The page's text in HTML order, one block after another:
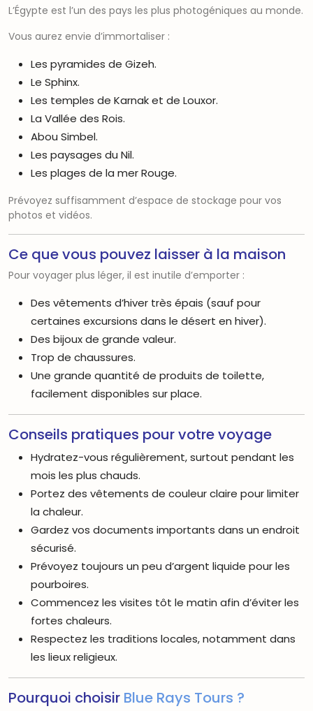
L’Égypte est l’un des pays les plus photogéniques au monde.
Vous aurez envie d’immortaliser :
Les pyramides de Gizeh.
Le Sphinx.
Les temples de Karnak et de Louxor.
La Vallée des Rois.
Abou Simbel.
Les paysages du Nil.
Les plages de la mer Rouge.
Prévoyez suffisamment d’espace de stockage pour vos
photos et vidéos.
Ce que vous pouvez laisser à la maison
Pour voyager plus léger, il est inutile d’emporter :
Des vêtements d’hiver très épais (sauf pour
certaines excursions dans le désert en hiver).
Des bijoux de grande valeur.
Trop de chaussures.
Une grande quantité de produits de toilette,
facilement disponibles sur place.
Conseils pratiques pour votre voyage
Hydratez-vous régulièrement, surtout pendant les
mois les plus chauds.
Portez des vêtements de couleur claire pour limiter
la chaleur.
Gardez vos documents importants dans un endroit
sécurisé.
Prévoyez toujours un peu d’argent liquide pour les
pourboires.
Commencez les visites tôt le matin afin d’éviter les
fortes chaleurs.
Respectez les traditions locales, notamment dans
les lieux religieux.
Pourquoi choisir Blue Rays Tours ?